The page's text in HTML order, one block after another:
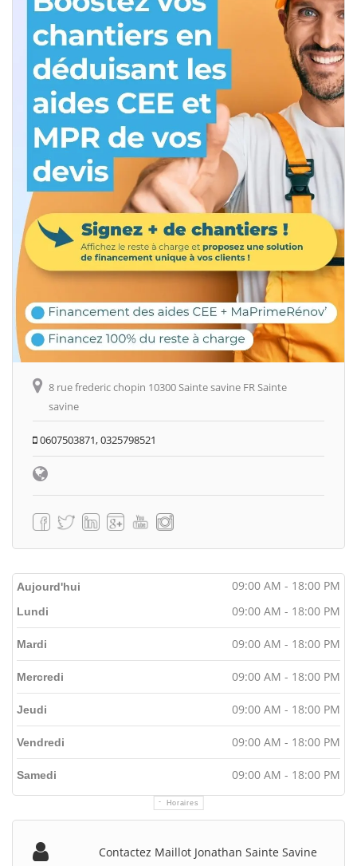
8 rue frederic chopin 10300 Sainte savine FR Sainte
savine
0607503871, 0325798521
Aujourd'hui 09:00 AM - 18:00 PM
Horaires
Lundi 09:00 AM - 18:00 PM
Mardi 09:00 AM - 18:00 PM
Mercredi 09:00 AM - 18:00 PM
Jeudi 09:00 AM - 18:00 PM
Vendredi 09:00 AM - 18:00 PM
Samedi 09:00 AM - 18:00 PM
Contactez Maillot Jonathan Sainte Savine